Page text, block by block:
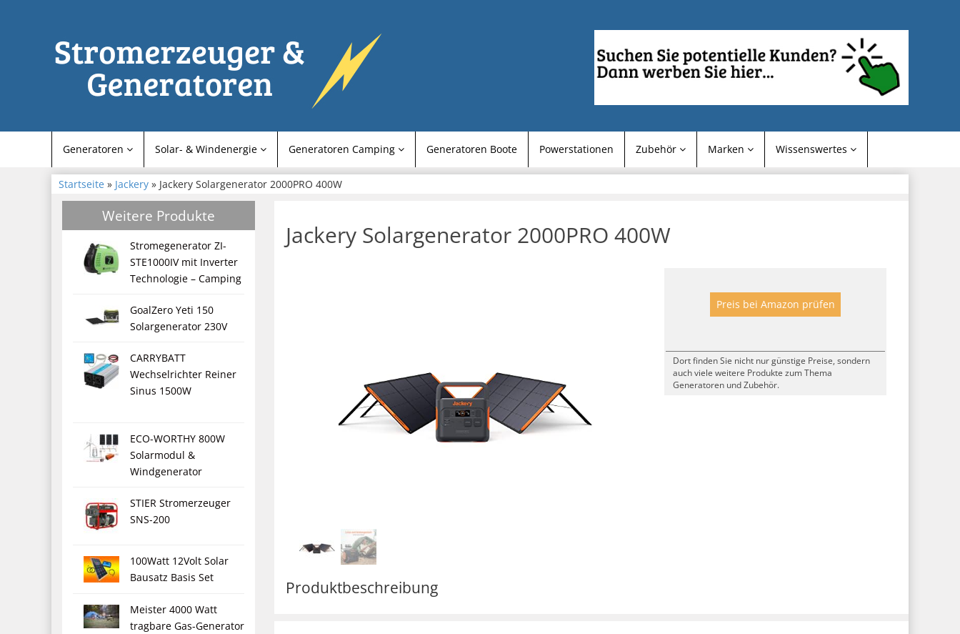
Generatoren Solar- & Windenergie Generatoren Camping Generatoren Boote Powerstationen Zubehör Marken Wissenswertes
Startseite » Jackery » Jackery Solargenerator 2000PRO 400W
Weitere Produkte
Stromegenerator ZI-
STE1000IV mit Inverter
Technologie – Camping
GoalZero Yeti 150
Solargenerator 230V
CARRYBATT
Wechselrichter Reiner
Sinus 1500W
ECO-WORTHY 800W
Solarmodul &
Windgenerator
STIER Stromerzeuger
SNS-200
100Watt 12Volt Solar
Bausatz Basis Set
Meister 4000 Watt
tragbare Gas-Generator
Jackery Solargenerator 2000PRO 400W
Preis bei Amazon prüfen
Dort finden Sie nicht nur günstige Preise, sondern
auch viele weitere Produkte zum Thema
Generatoren und Zubehör.
Produktbeschreibung